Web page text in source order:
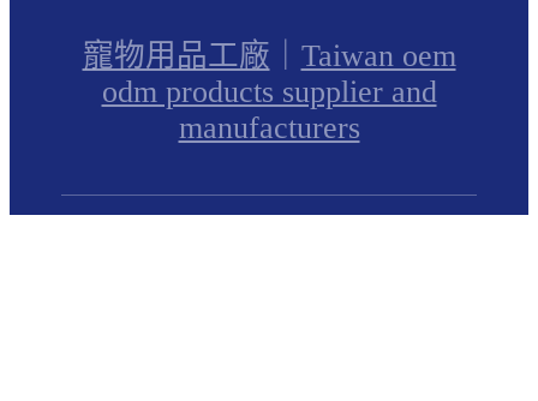
寵物用品工廠
Taiwan oem
odm products supplier and
manufacturers